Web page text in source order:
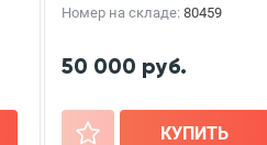
Номер на складе: 80459
50 000 руб.
+ КУПИТЬ